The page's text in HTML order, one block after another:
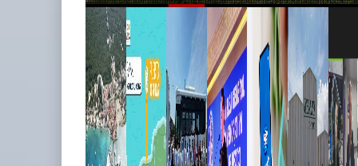
Corredor del Istmo destraba ramal
ferroviario ...
04 AGO 2026
02 JUL
READ MORE
SSA
...
29 JUN
READ MORE